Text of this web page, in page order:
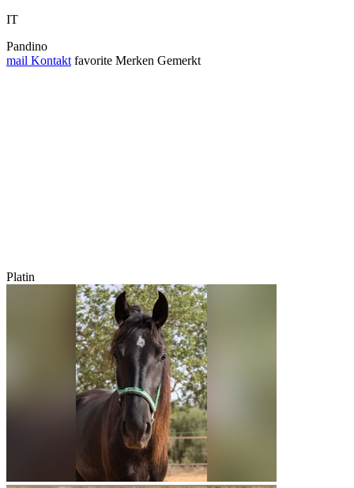
IT
Pandino
mail Kontakt favorite Merken Gemerkt
Platin